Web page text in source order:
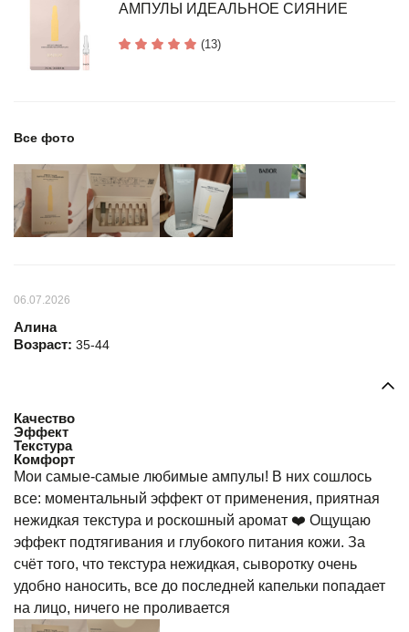
АМПУЛЫ ИДЕАЛЬНОЕ СИЯНИЕ
(13)
Все фото
06.07.2026
Алина
Возраст: 35-44
Качество
Эффект
Текстура
Комфорт
Мои самые-самые любимые ампулы! В них сошлось
все: моментальный эффект от применения, приятная
нежидкая текстура и роскошный аромат ❤️ Ощущаю
эффект подтягивания и глубокого питания кожи. За
счёт того, что текстура нежидкая, сыворотку очень
удобно наносить, все до последней капельки попадает
на лицо, ничего не проливается